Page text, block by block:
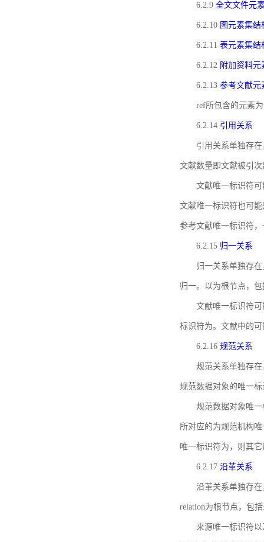
6.2.9 全文文件元
6.2.10 图元素集结
6.2.11 表元素集结
6.2.12 附加资料元
6.2.13 参考文献元
ref所包含的元素
6.2.14 引用关系
引用关系单独存
文献数量即文献被引
文献唯一标识符
文献唯一标识符也可
参考文献唯一标识符
6.2.15 归一关系
归一关系单独存
归一。以为根节点，
文献唯一标识符
标识符为。文献中的
6.2.16 规范关系
规范关系单独存
规范数据对象的唯一
规范数据对象唯一
所对应的为规范机构
唯一标识符为，则其
6.2.17 沿革关系
沿革关系单独存
relation为根节点，包
来源唯一标识符以